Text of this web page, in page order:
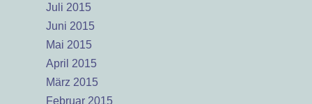
Juli 2015
Juni 2015
Mai 2015
April 2015
März 2015
Februar 2015